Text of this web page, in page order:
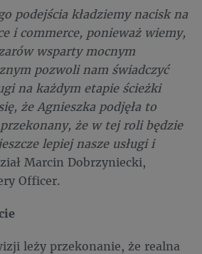
podejścia kładziemy nacisk na
i commerce, ponieważ wiemy,
wsparty mocnym
pozwoli nam świadczyć
na każdym etapie ścieżki
że Agnieszka podjęła to
że w tej roli będzie
jeszcze lepiej nasze usługi i
Marcin Dobrzyniecki,
Officer.
leży przekonanie, że realna